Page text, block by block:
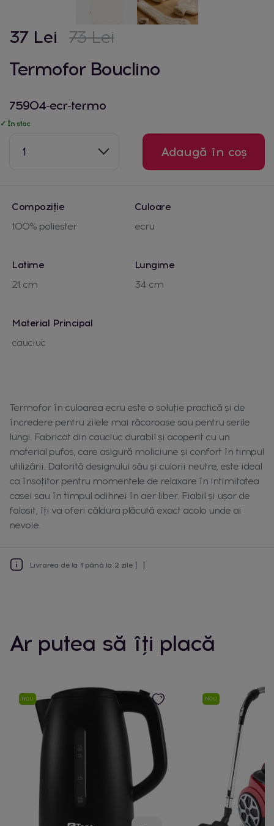
37 Lei 73 Lei
Termofor Bouclino
75904-ecr-termo
✓ În stoc
1 Adaugă în coș
Compoziție
100% poliester
Culoare
ecru
Latime
21 cm
Lungime
34 cm
Material Principal
cauciuc
Termofor în culoarea ecru este o soluție practică și de
încredere pentru zilele mai răcoroase sau pentru serile
lungi. Fabricat din cauciuc durabil și acoperit cu un
material pufos, care asigură moliciune și confort în timpul
utilizării. Datorită designului său și culorii neutre, este ideal
ca însoțitor pentru momentele de relaxare în intimitatea
casei sau în timpul odihnei în aer liber. Fiabil și ușor de
folosit, îți va oferi căldura plăcută exact acolo unde ai
nevoie.
Livrarea de la 1 până la 2 zile
Ar putea să îți placă
NOU NOU